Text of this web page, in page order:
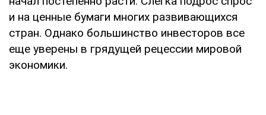
и на ценные бумаги многих развивающихся
стран. Однако большинство инвесторов все
еще уверены в грядущей рецессии мировой
экономики.